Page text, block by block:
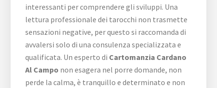
interessanti per comprendere gli sviluppi. Una
lettura professionale dei tarocchi non trasmette
sensazioni negative, per questo si raccomanda di
avvalersi solo di una consulenza specializzata e
qualificata. Un esperto di Cartomanzia Cardano
Al Campo non esagera nel porre domande, non
perde la calma, è tranquillo e determinato e non